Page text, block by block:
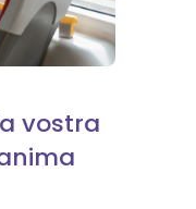
vostra